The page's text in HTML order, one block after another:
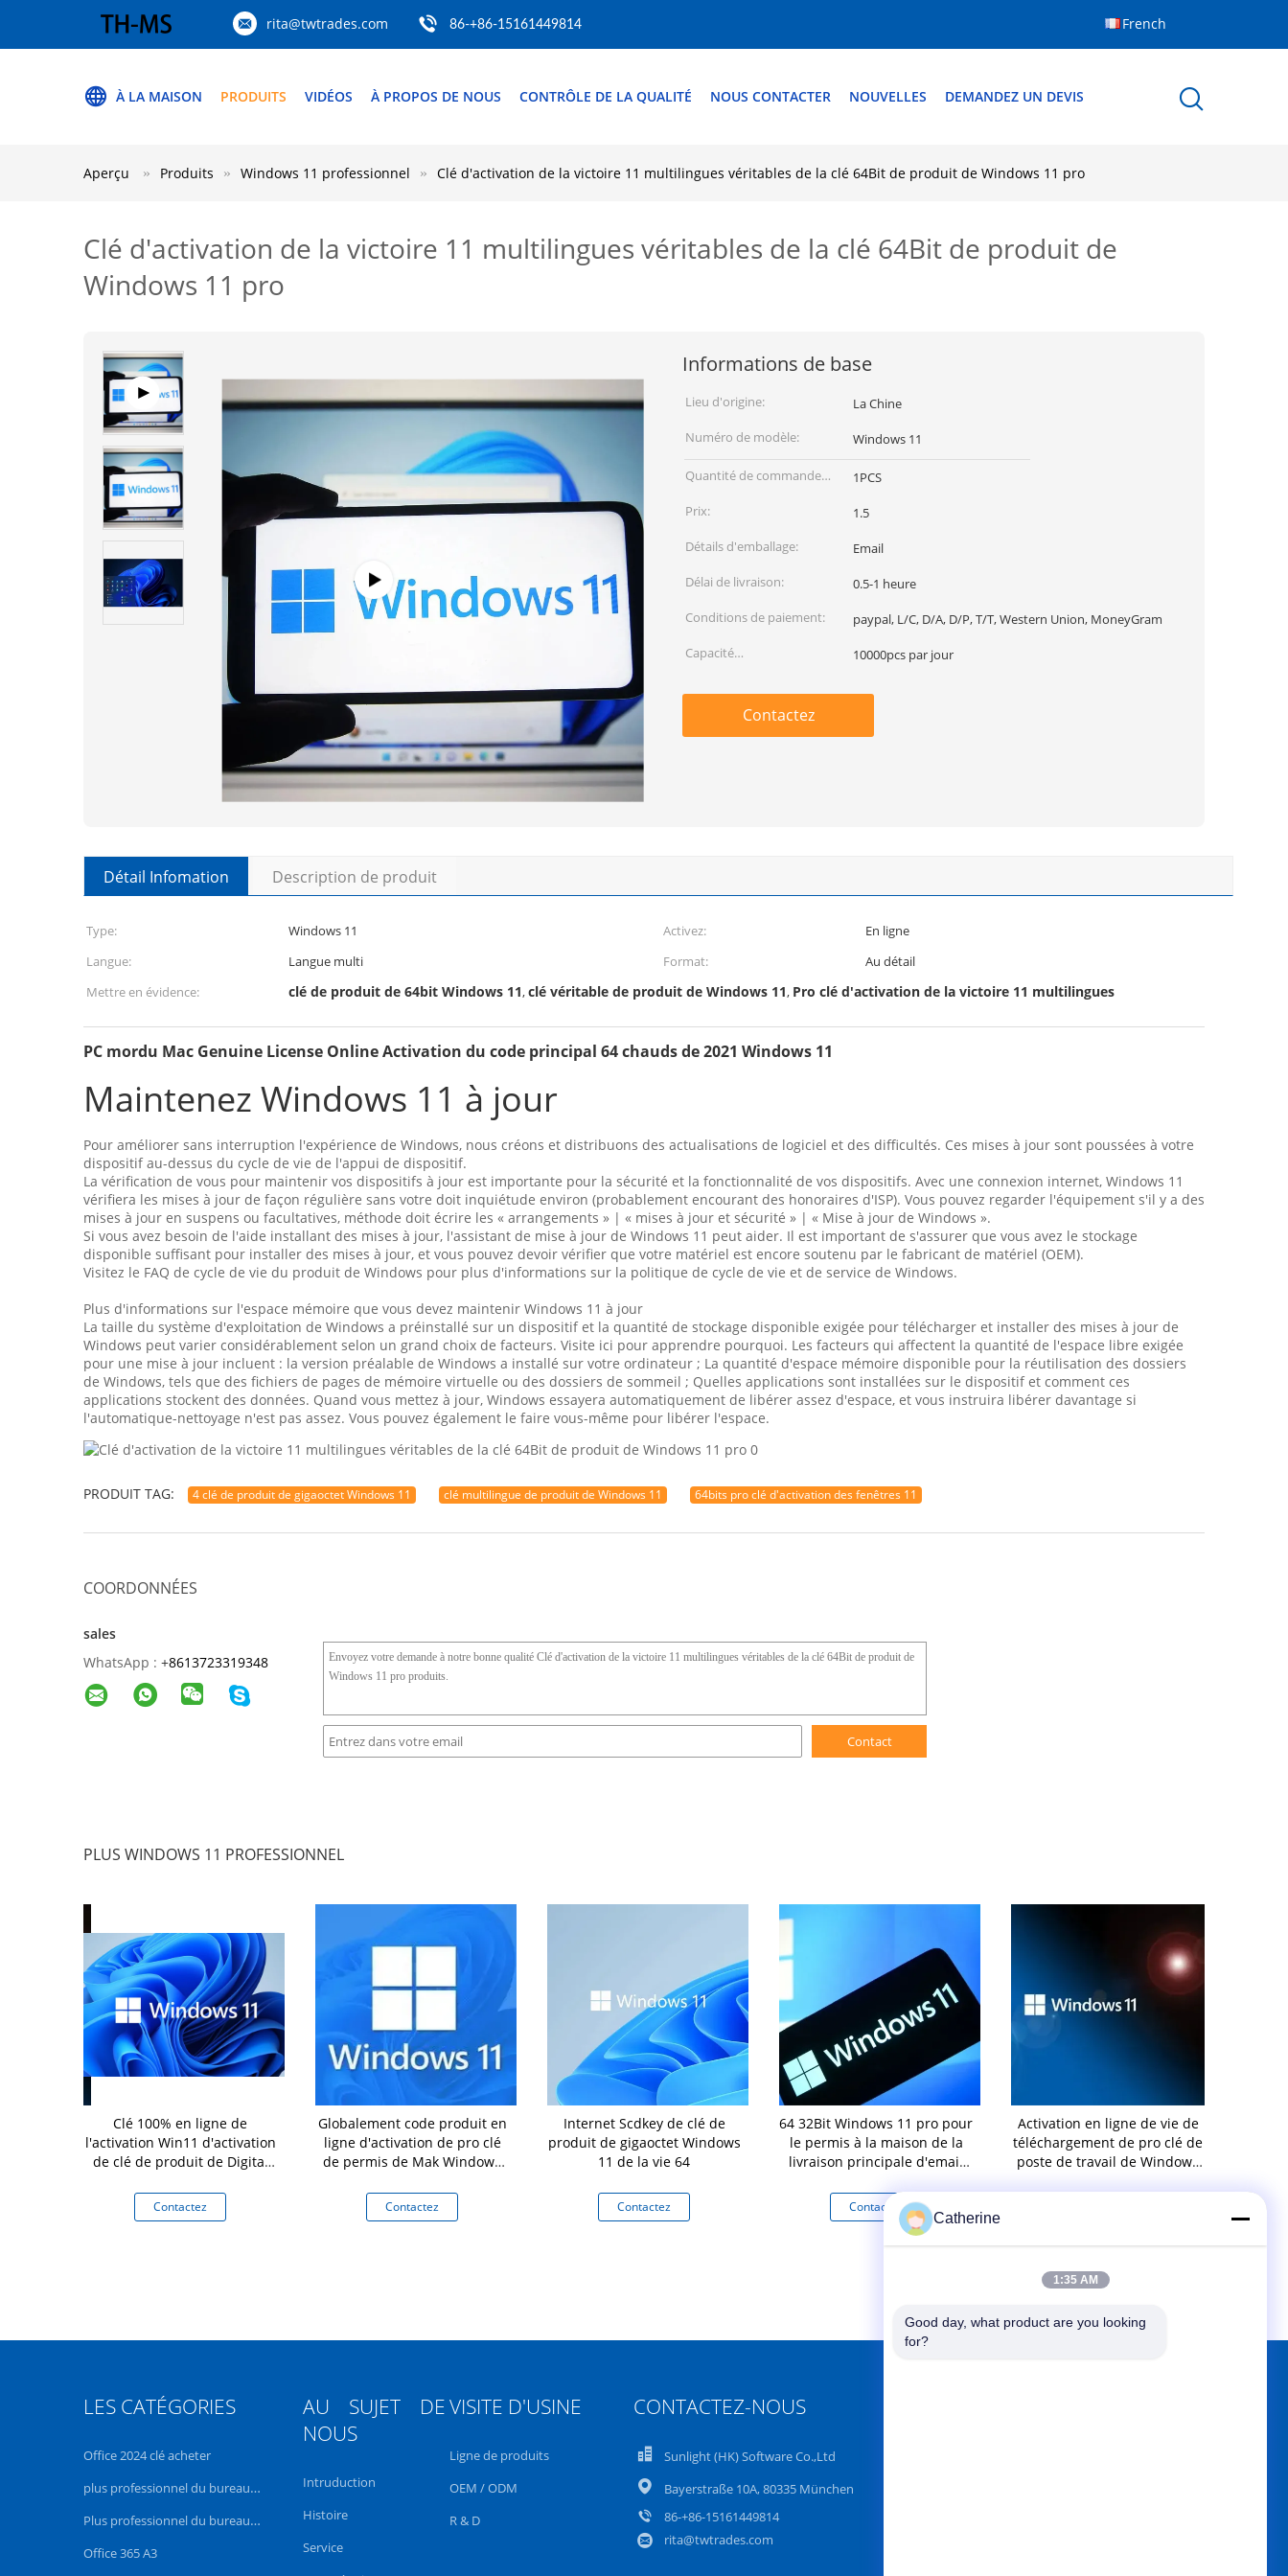
rita@twtrades.com 86-+86-15161449814 French
À LA MAISON PRODUITS VIDÉOS À PROPOS DE NOUS CONTRÔLE DE LA QUALITÉ NOUS CONTACTER NOUVELLES DEMANDEZ UN DEVIS
Aperçu Produits Windows 11 professionnel Clé d'activation de la victoire 11 multilingues véritables de la clé 64Bit de produit de Windows 11 pro
Clé d'activation de la victoire 11 multilingues véritables de la clé 64Bit de produit de
Windows 11 pro
Informations de base
Lieu d'origine:
La Chine
Numéro de modèle:
Windows 11
Quantité de commande
min:
1PCS
Prix:
1.5
Détails d'emballage:
Email
Délai de livraison:
0.5-1 heure
Conditions de paiement:
paypal, L/C, D/A, D/P, T/T, Western Union, MoneyGram
Capacité
10000pcs par jour
Contactez
Détail Infomation Description de produit
Type: Windows 11 Activez:
En ligne
Langue:
Langue multi Format:
Au détail
Mettre en évidence:
clé de produit de 64bit Windows 11,clé véritable de produit de Windows 11, Pro clé d'activation de la victoire 11 multilingues
PC mordu Mac Genuine License Online Activation du code principal 64 chauds de 2021 Windows 11
Maintenez Windows 11 à jour
Pour améliorer sans interruption l'expérience de Windows, nous créons et distribuons des actualisations de logiciel et des difficultés. Ces mises à jour sont poussées à votre
dispositif au-dessus du cycle de vie de l'appui de dispositif.
La vérification de vous pour maintenir vos dispositifs à jour est importante pour la sécurité et la fonctionnalité de vos dispositifs. Avec une connexion internet, Windows 11
vérifiera les mises à jour de façon régulière sans votre doit inquiétude environ (probablement encourant des honoraires d'ISP). Vous pouvez regarder l'équipement s'il y a des
mises à jour en suspens ou facultatives, méthode doit écrire les « arrangements » | « mises à jour et sécurité » | « Mise à jour de Windows ».
Si vous avez besoin de l'aide installant des mises à jour, l'assistant de mise à jour de Windows 11 peut aider. Il est important de s'assurer que vous avez le stockage
disponible suffisant pour installer des mises à jour, et vous pouvez devoir vérifier que votre matériel est encore soutenu par le fabricant de matériel (OEM).
Visitez le FAQ de cycle de vie du produit de Windows pour plus d'informations sur la politique de cycle de vie et de service de Windows.
Plus d'informations sur l'espace mémoire que vous devez maintenir Windows 11 à jour
La taille du système d'exploitation de Windows a préinstallé sur un dispositif et la quantité de stockage disponible exigée pour télécharger et installer des mises à jour de
Windows peut varier considérablement selon un grand choix de facteurs. Visite ici pour apprendre pourquoi. Les facteurs qui affectent la quantité de l'espace libre exigée
pour une mise à jour incluent : la version préalable de Windows a installé sur votre ordinateur ; La quantité d'espace mémoire disponible pour la réutilisation des dossiers
de Windows, tels que des fichiers de pages de mémoire virtuelle ou des dossiers de sommeil ; Quelles applications sont installées sur le dispositif et comment ces
applications stockent des données. Quand vous mettez à jour, Windows essayera automatiquement de libérer assez d'espace, et vous instruira libérer davantage si
l'automatique-nettoyage n'est pas assez. Vous pouvez également le faire vous-même pour libérer l'espace.
PRODUIT TAG: 4 clé de produit de gigaoctet Windows 11 clé multilingue de produit de Windows 11 64bits pro clé d'activation des fenêtres 11
COORDONNÉES
sales
WhatsApp : +8613723319348
Contact
PLUS WINDOWS 11 PROFESSIONNEL
Clé 100% en ligne de
l'activation Win11 d'activation
de clé de produit de Digital
Contactez
Globalement code produit en
ligne d'activation de pro clé
de permis de Mak Windows
Contactez
Internet Scdkey de clé de
produit de gigaoctet Windows
11 de la vie 64
Contactez
64 32Bit Windows 11 pro pour
le permis à la maison de la
livraison principale d'email
Contactez
Activation en ligne de vie de
téléchargement de pro clé de
poste de travail de Windows
LES CATÉGORIES
Office 2024 clé acheter
plus professionnel du bureau 2021
Plus professionnel du bureau 2019
Office 365 A3
AU SUJET DE
NOUS
Intruduction
Histoire
Service
VISITE D'USINE
Ligne de produits
OEM / ODM
R & D
CONTACTEZ-NOUS
Sunlight (HK) Software Co.,Ltd
Bayerstraße 10A, 80335 München
86-+86-15161449814
rita@twtrades.com
Catherine
1:35 AM
Good day, what product are you looking
for?